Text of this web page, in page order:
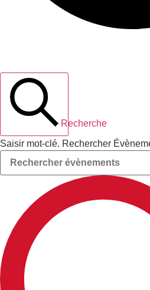
Recherche
Saisir mot-clé. Rechercher